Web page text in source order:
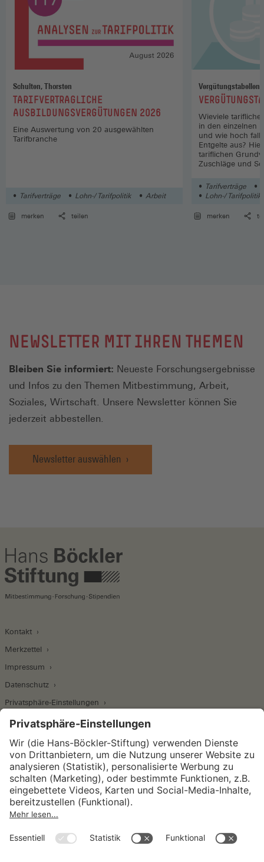
Schulten, Thorsten
:
TARIFVERTRAGLICHE
AUSBILDUNGSVERGÜTUNGEN 2026
Eine Auswertung von 20 ausgewählten
Tarifbranche
Tarifverträge Lohn-/ Tarifpolitik Arbeit
merken teilen
Vergütungstabellen
:
Wieviele
in den einzelnen
und wie hoch
Entgelte aus?
tariflichen
Zuschläge und
Tarifverträge
Lohn-/ Tarifpolitik
merken
NEWSLETTER MIT IHREN THEMEN
Bleiben Sie informiert: Neueste Forschungsergebnisse
und Infos zu den Themen Mitbestimmung, Arbeit,
Soziales, Wirtschaft. Unsere Newsletter können Sie
jederzeit abbestellen.
Newsletter auswählen
Kontakt
Merkzettel
Impressum
Datenschutz
Privatsphäre-Einstellungen
Wirtschafts- und Sozialwissenschaftliches Institut
Institut für Makroökonomie und
Konjunkturforschung